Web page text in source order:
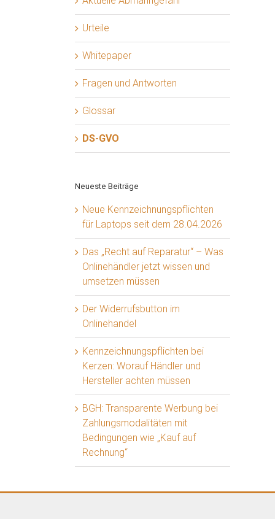
Urteile
Whitepaper
Fragen und Antworten
Glossar
DS-GVO
Neueste Beiträge
Neue Kennzeichnungspflichten
für Laptops seit dem 28.04.2026
Das „Recht auf Reparatur“ – Was
Onlinehändler jetzt wissen und
umsetzen müssen
Der Widerrufsbutton im
Onlinehandel
Kennzeichnungspflichten bei
Kerzen: Worauf Händler und
Hersteller achten müssen
BGH: Transparente Werbung bei
Zahlungsmodalitäten mit
Bedingungen wie „Kauf auf
Rechnung“